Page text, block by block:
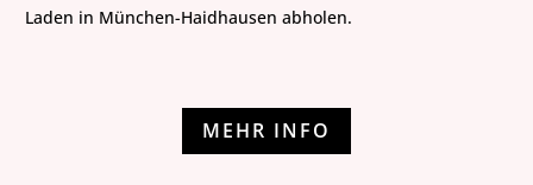
Laden in München-Haidhausen abholen.
MEHR INFO